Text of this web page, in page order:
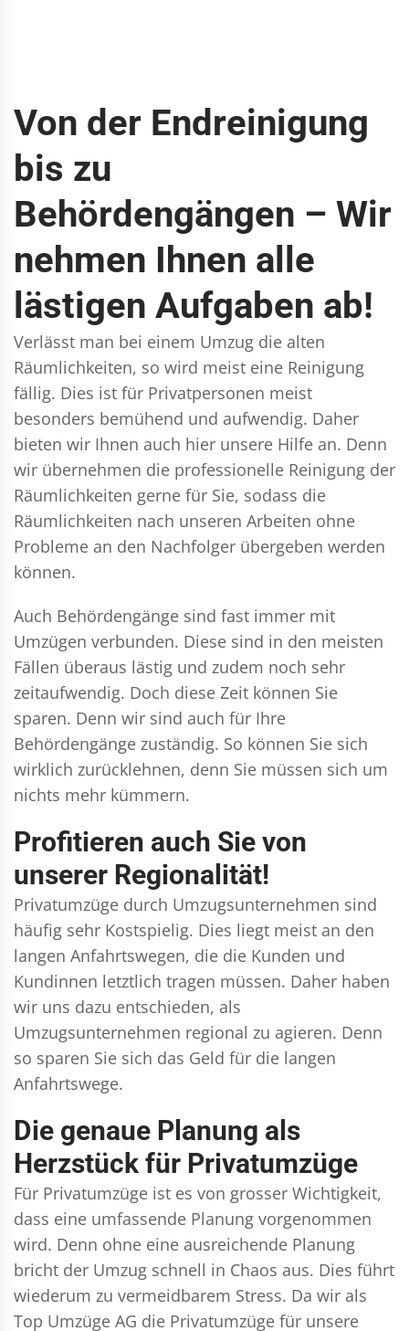
Von der Endreinigung
bis zu
Behördengängen – Wir
nehmen Ihnen alle
lästigen Aufgaben ab!
Verlässt man bei einem Umzug die alten
Räumlichkeiten, so wird meist eine Reinigung
fällig. Dies ist für Privatpersonen meist
besonders bemühend und aufwendig. Daher
bieten wir Ihnen auch hier unsere Hilfe an. Denn
wir übernehmen die professionelle Reinigung der
Räumlichkeiten gerne für Sie, sodass die
Räumlichkeiten nach unseren Arbeiten ohne
Probleme an den Nachfolger übergeben werden
können.
Auch Behördengänge sind fast immer mit
Umzügen verbunden. Diese sind in den meisten
Fällen überaus lästig und zudem noch sehr
zeitaufwendig. Doch diese Zeit können Sie
sparen. Denn wir sind auch für Ihre
Behördengänge zuständig. So können Sie sich
wirklich zurücklehnen, denn Sie müssen sich um
nichts mehr kümmern.
Profitieren auch Sie von
unserer Regionalität!
Privatumzüge durch Umzugsunternehmen sind
häufig sehr Kostspielig. Dies liegt meist an den
langen Anfahrtswegen, die die Kunden und
Kundinnen letztlich tragen müssen. Daher haben
wir uns dazu entschieden, als
Umzugsunternehmen regional zu agieren. Denn
so sparen Sie sich das Geld für die langen
Anfahrtswege.
Die genaue Planung als
Herzstück für Privatumzüge
Für Privatumzüge ist es von grosser Wichtigkeit,
dass eine umfassende Planung vorgenommen
wird. Denn ohne eine ausreichende Planung
bricht der Umzug schnell in Chaos aus. Dies führt
wiederum zu vermeidbarem Stress. Da wir als
Top Umzüge AG die Privatumzüge für unsere